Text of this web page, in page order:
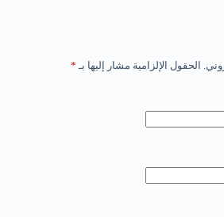
الحقول الإلزامية مشار إليها بـ *